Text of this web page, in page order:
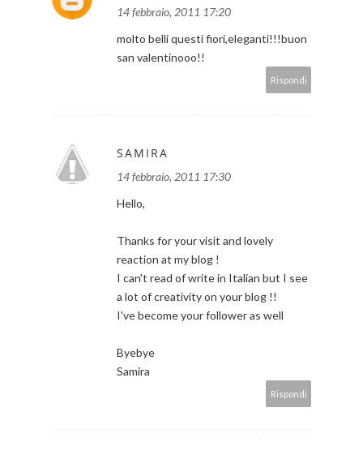
14 febbraio, 2011 17:20
molto belli questi fiori,eleganti!!!buon
san valentinooo!!
Rispondi
SAMIRA
14 febbraio, 2011 17:30
Hello,
Thanks for your visit and lovely
reaction at my blog !
I can't read of write in Italian but I see
a lot of creativity on your blog !!
I've become your follower as well
Byebye
Samira
Rispondi